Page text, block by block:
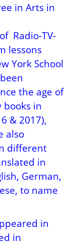
in Arts in
Radio-TV-
lessons
York School
the age of
books in
& 2017),
also
different
in
German,
to name
in
in